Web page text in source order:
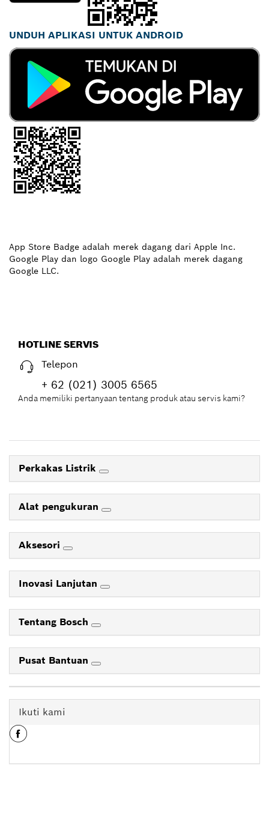
UNDUH APLIKASI UNTUK ANDROID
App Store Badge adalah merek dagang dari Apple Inc.
Google Play dan logo Google Play adalah merek dagang
Google LLC.
HOTLINE SERVIS
Telepon
+ 62 (021) 3005 6565
Anda memiliki pertanyaan tentang produk atau servis kami?
Perkakas Listrik
Alat pengukuran
Aksesori
Inovasi Lanjutan
Tentang Bosch
Pusat Bantuan
Ikuti kami